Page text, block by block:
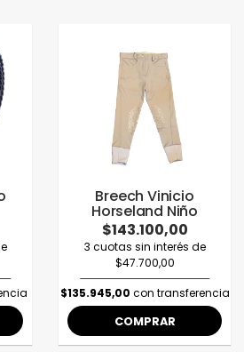
Breech Vinicio
Horseland Niño
$143.100,00
3 cuotas sin interés de
$47.700,00
$135.945,00 con transferencia
COMPRAR